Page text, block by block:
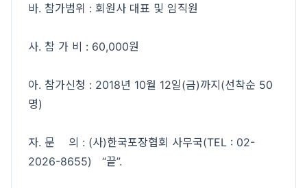
바. 참가범위 : 회원사 대표 및 임직원
사. 참 가 비 : 60,000원
아. 참가신청 : 2018년 10월 12일(금)까지(선착순 50
명)
자. 문 의 : (사)한국포장협회 사무국(TEL : 02-
2026-8655) “끝”.